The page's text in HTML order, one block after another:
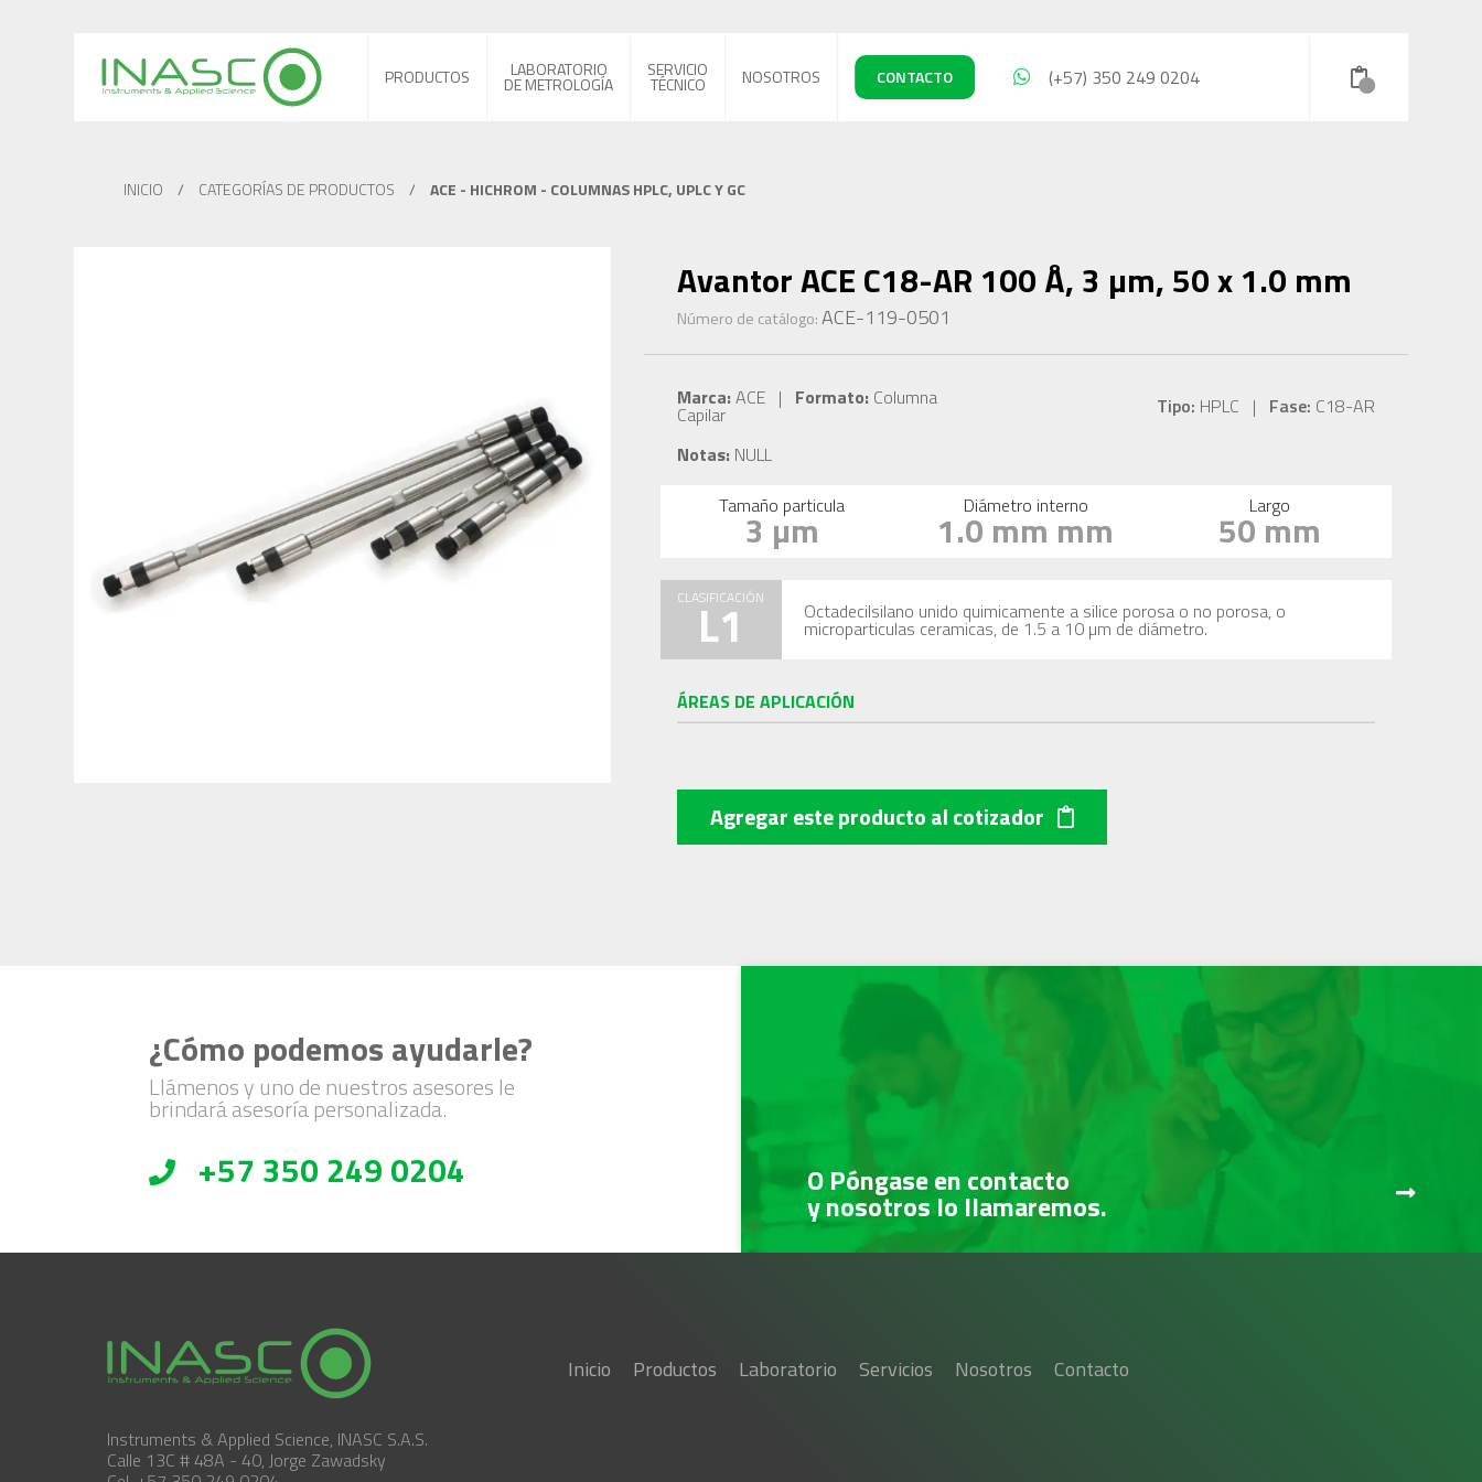
PRODUCTOS LABORATORIO
DE METROLOGÍA
SERVICIO
TÉCNICO NOSOTROS CONTACTO (+57) 350 249 0204
INICIO / CATEGORÍAS DE PRODUCTOS / ACE - HICHROM - COLUMNAS HPLC, UPLC Y GC
Avantor ACE C18-AR 100 Å, 3 µm, 50 x 1.0 mm
Número de catálogo:ACE-119-0501
Marca:ACE | Formato:Columna
Capilar Tipo: HPLC | Fase: C18-AR
Notas:NULL
Tamaño particula
3 µm Diámetro interno
1.0 mm mm Largo
50 mm
CLASIFICACIÓN
L1 Octadecilsilano unido quimicamente a silice porosa o no porosa, o
microparticulas ceramicas, de 1.5 a 10 µm de diámetro.
ÁREAS DE APLICACIÓN
Agregar este productoal cotizador
¿Cómo podemos ayudarle?
Llámenos y uno de nuestros asesores le
brindará asesoría personalizada.
+57 350 249 0204 O Póngase en contacto
y nosotros lo llamaremos.
Instruments & Applied Science, INASC S.A.S.
Calle 13C # 48A - 40, Jorge Zawadsky
Inicio Productos Laboratorio Servicios Nosotros Contacto